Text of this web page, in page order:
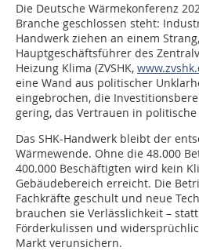
Die Deutsche Wärmekonferenz
Branche geschlossen steht:
Handwerk ziehen an einem
Hauptgeschäftsführer des
Heizung Klima (ZVSHK,
eine Wand aus politischer
eingebrochen, die
gering, das Vertrauen in
Das SHK-Handwerk bleibt der
Wärmewende. Ohne die 48.000
400.000 Beschäftigten wird kein
Gebäudebereich erreicht. Die
Fachkräfte geschult und neue
brauchen sie Verlässlichkeit –
Förderkulissen und
Markt verunsichern.